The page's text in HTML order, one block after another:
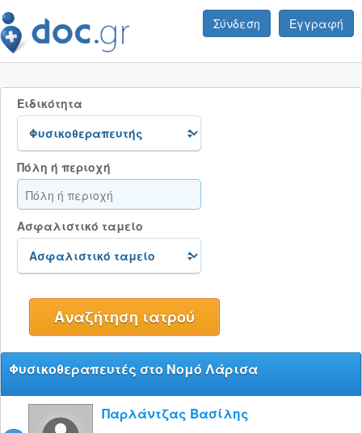
Σύνδεση Εγγραφή
Ειδικότητα
Πόλη ή περιοχή
Ασφαλιστικό ταμείο
Φυσικοθεραπευτές στο Νομό Λάρισα
Παρλάντζας Βασίλης